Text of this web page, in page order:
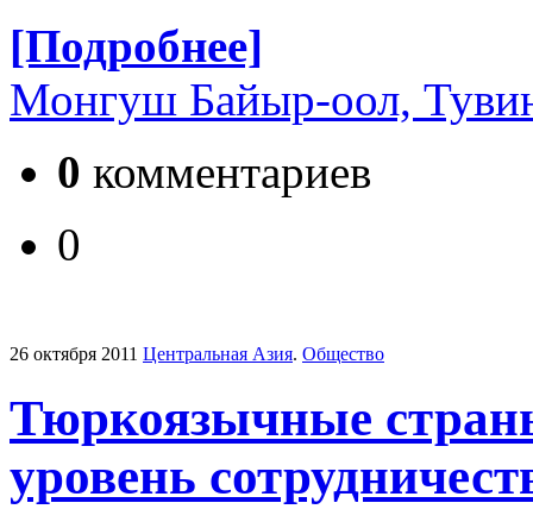
[Подробнее]
Монгуш Байыр-оол,
0 комментариев
0
26 октября 2011 Центральная Азия. Общество
Тюркоязычные
уровень